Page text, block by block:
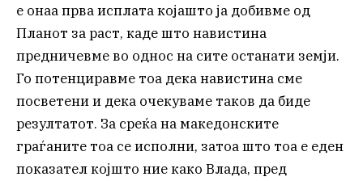
е онаа прва исплата којашто ја добивме од
Планот за раст, каде што навистина
предничевме во однос на сите останати земји.
Го потенциравме тоа дека навистина сме
посветени и дека очекуваме таков да биде
резултатот. За среќа на македонските
граѓаните тоа се исполни, затоа што тоа е еден
показател којшто ние како Влада, пред